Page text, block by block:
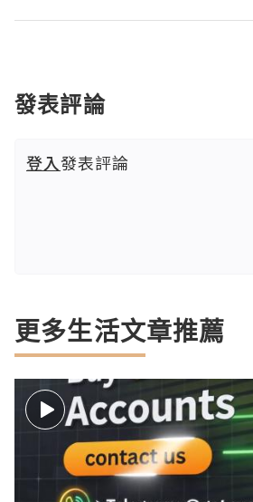
發表評論
登入發表評論
更多生活文章推薦